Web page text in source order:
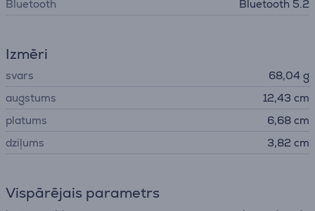
Bluetooth
Bluetooth 5.2
Izmēri
svars
68,04 g
augstums
12,43 cm
platums
6,68 cm
dziļums
3,82 cm
Vispārējais parametrs